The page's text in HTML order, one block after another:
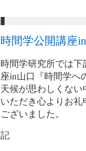
時間学公開講座
時間学研究所では
座in山口『時間学へ
天候が思わしくな
いただき心よりお
ございました。
記